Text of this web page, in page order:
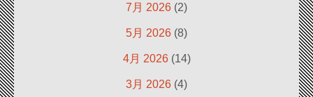
7月 2026 (2)
5月 2026 (8)
4月 2026(14)
3月 2026 (4)